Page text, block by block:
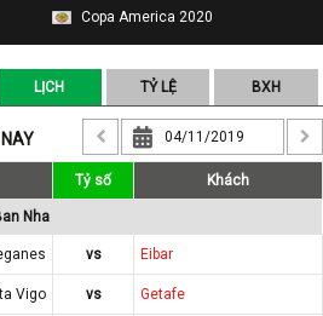
Copa America 2020
LỊCH TỶ LỆ BXH
Tỷ số Khách
Nha
vs
Eibar
Vigo vs
Getafe